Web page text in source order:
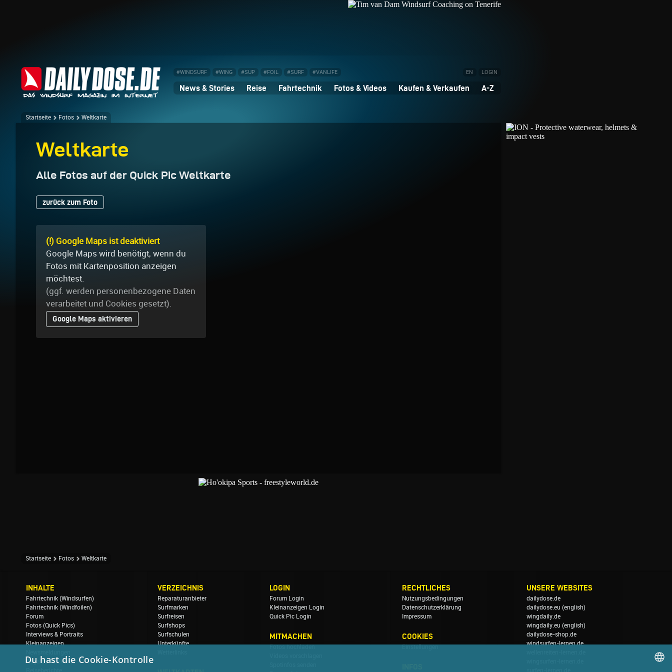
#WINDSURF #WING #SUP #FOIL #SURF #VANLIFE EN LOGIN
News & Stories Reise Fahrtechnik Fotos & Videos Kaufen & Verkaufen A-Z
Startseite Fotos Weltkarte
Weltkarte
Alle Fotos auf der Quick Pic Weltkarte
zurück zum Foto
(!) Google Maps ist deaktiviert
Google Maps wird benötigt, wenn du
Fotos mit Kartenposition anzeigen
möchtest.
(ggf. werden personen­bezogene Daten
verarbeitet und Cookies gesetzt).
Google Maps aktivieren
Startseite Fotos Weltkarte
INHALTE
Fahrtechnik (Windsurfen)
Fahrtechnik (Windfoilen)
Forum
Fotos (Quick Pics)
Interviews & Portraits
Kleinanzeigen
Regatten & Events
VERZEICHNIS
Reparaturanbieter
Surfmarken
Surfreisen
Surfshops
Surfschulen
Unterkünfte
LOGIN
Forum Login
Kleinanzeigen Login
Quick Pic Login
MITMACHEN
RECHTLICHES
Nutzungsbedingungen
Datenschutzerklärung
Impressum
COOKIES
UNSERE WEBSITES
dailydose.de
dailydose.eu (english)
wingdaily.de
wingdaily.eu (english)
dailydose-shop.de
windsurfen-lernen.de
Du hast die Cookie-Kontrolle